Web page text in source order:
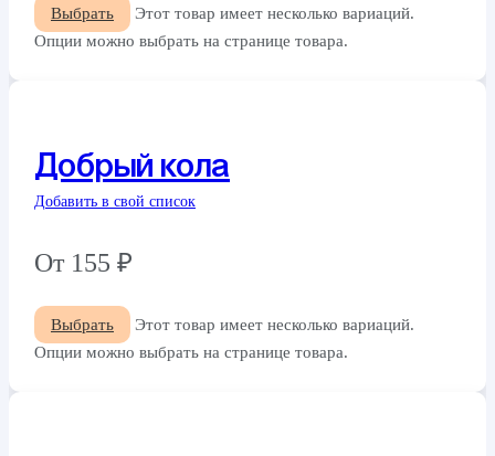
Выбрать
Этот товар имеет несколько вариаций.
Опции можно выбрать на странице товара.
Добрый кола
Добавить в свой список
От 155 ₽
Выбрать
Этот товар имеет несколько вариаций.
Опции можно выбрать на странице товара.